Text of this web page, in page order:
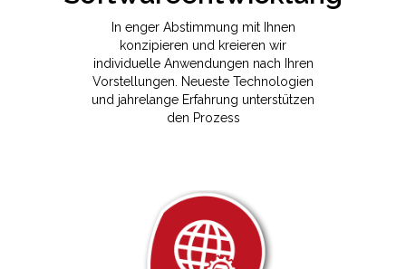
In enger Abstimmung mit Ihnen
konzipieren und kreieren wir
individuelle Anwendungen nach Ihren
Vorstellungen. Neueste Technologien
und jahrelange Erfahrung unterstützen
den Prozess